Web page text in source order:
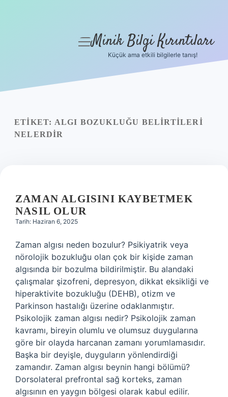
Yasal Uyarı
menüyü
Minik Bilgi Kırıntıları
Küçük ama etkili bilgilerle tanış!
ETIKET: ALGI BOZUKLUĞU BELIRTILERI
NELERDIR
ZAMAN ALGISINI KAYBETMEK
NASIL OLUR
Tarih: Haziran 6, 2025
Zaman algısı neden bozulur? Psikiyatrik veya
nörolojik bozukluğu olan çok bir kişide zaman
algısında bir bozulma bildirilmiştir. Bu alandaki
çalışmalar şizofreni, depresyon, dikkat eksikliği ve
hiperaktivite bozukluğu (DEHB), otizm ve
Parkinson hastalığı üzerine odaklanmıştır.
Psikolojik zaman algısı nedir? Psikolojik zaman
kavramı, bireyin olumlu ve olumsuz duygularına
göre bir olayda harcanan zamanı yorumlamasıdır.
Başka bir deyişle, duyguların yönlendirdiği
zamandır. Zaman algısı beynin hangi bölümü?
Dorsolateral prefrontal sağ korteks, zaman
algısının en yaygın bölgesi olarak kabul edilir.